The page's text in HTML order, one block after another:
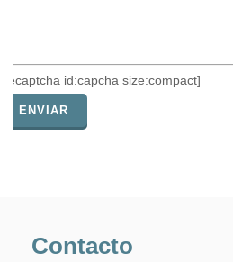
[recaptcha id:capcha size:compact]
Contacto